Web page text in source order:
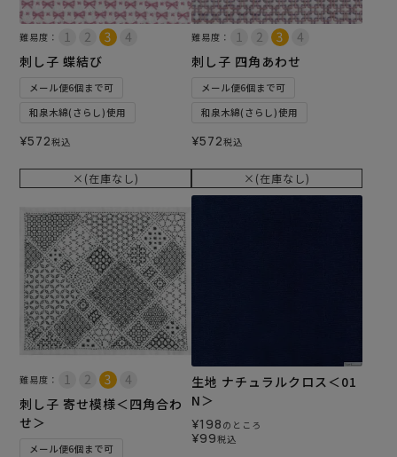
難易度：
刺し子 蝶結び
メール便6個まで可
和泉木綿(さらし)使用
¥572税込
×(在庫なし)
難易度：
刺し子 四角あわせ
メール便6個まで可
和泉木綿(さらし)使用
¥572税込
×(在庫なし)
難易度：
刺し子 寄せ模様＜四角合わ
せ＞
メール便6個まで可
生地 ナチュラルクロス＜01
N＞
¥198 のところ
¥99税込